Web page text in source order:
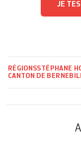
JE
RÉGIONSSTÉPHANE
CANTON DE BERNE